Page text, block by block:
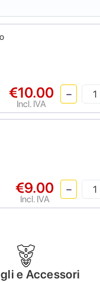
€10.00
Incl. IVA
€9.00
Incl. IVA
e Accessori